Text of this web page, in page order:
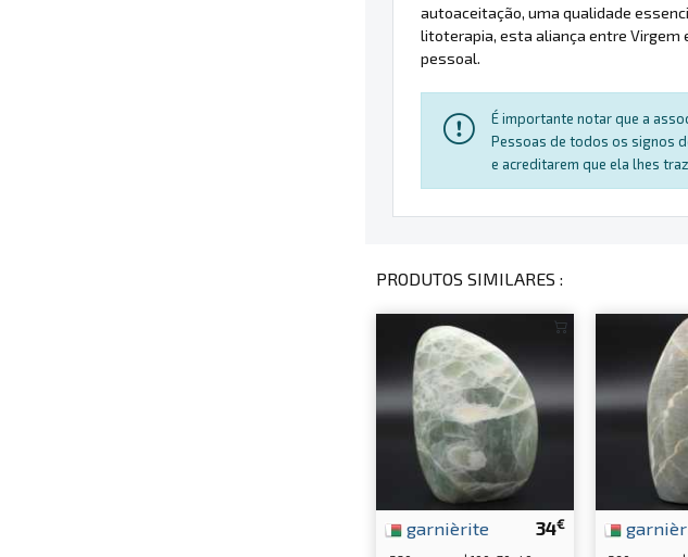
autoaceitação, uma qualidade
litoterapia, esta aliança entre Virgem
pessoal.
É importante notar que a
Pessoas de todos os signos
e acreditarem que ela lhes
PRODUTOS SIMILARES :
34€
garnièrite